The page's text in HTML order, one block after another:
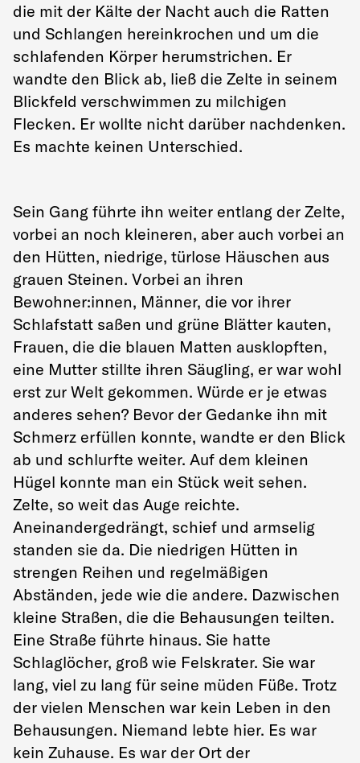
die mit der Kälte der Nacht auch die Ratten
und Schlangen hereinkrochen und um die
schlafenden Körper herumstrichen. Er
wandte den Blick ab, ließ die Zelte in seinem
Blickfeld verschwimmen zu milchigen
Flecken. Er wollte nicht darüber nachdenken.
Es machte keinen Unterschied.
Sein Gang führte ihn weiter entlang der Zelte,
vorbei an noch kleineren, aber auch vorbei an
den Hütten, niedrige, türlose Häuschen aus
grauen Steinen. Vorbei an ihren
Bewohner:innen, Männer, die vor ihrer
Schlafstatt saßen und grüne Blätter kauten,
Frauen, die die blauen Matten ausklopften,
eine Mutter stillte ihren Säugling, er war wohl
erst zur Welt gekommen. Würde er je etwas
anderes sehen? Bevor der Gedanke ihn mit
Schmerz erfüllen konnte, wandte er den Blick
ab und schlurfte weiter. Auf dem kleinen
Hügel konnte man ein Stück weit sehen.
Zelte, so weit das Auge reichte.
Aneinandergedrängt, schief und armselig
standen sie da. Die niedrigen Hütten in
strengen Reihen und regelmäßigen
Abständen, jede wie die andere. Dazwischen
kleine Straßen, die die Behausungen teilten.
Eine Straße führte hinaus. Sie hatte
Schlaglöcher, groß wie Felskrater. Sie war
lang, viel zu lang für seine müden Füße. Trotz
der vielen Menschen war kein Leben in den
Behausungen. Niemand lebte hier. Es war
kein Zuhause. Es war der Ort der